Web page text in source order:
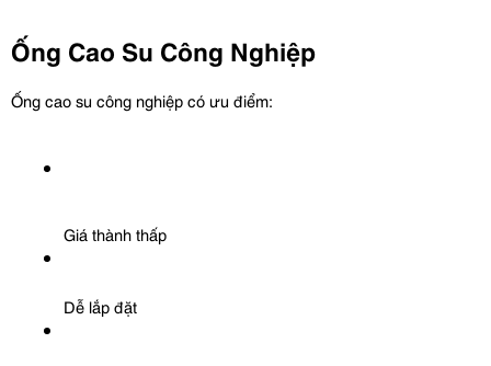
Ống Cao Su Công Nghiệp
Ống cao su công nghiệp có ưu điểm:
Giá thành thấp
Dễ lắp đặt